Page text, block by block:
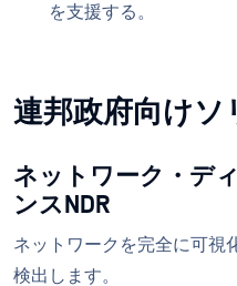
を支援する。
連邦政府向けソ
ネットワーク・デ
ンスNDR
ネットワークを完全に可視
検出します。